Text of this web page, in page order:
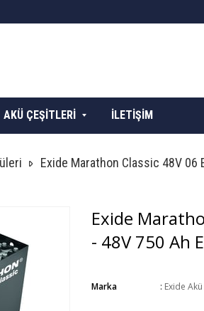
AKÜ ÇEŞİTLERİ İLETİŞİM
Exide Marathon Classic 48V 06
Exide
- 48V 750 Ah
Marka : Exide Akü